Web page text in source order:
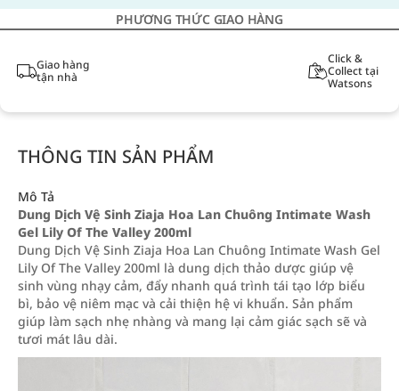
PHƯƠNG THỨC GIAO HÀNG
Giao hàng
tận nhà
Click &
Collect tại
Watsons
THÔNG TIN SẢN PHẨM
Mô Tả
Dung Dịch Vệ Sinh Ziaja Hoa Lan Chuông Intimate Wash
Gel Lily Of The Valley 200ml
Dung Dịch Vệ Sinh Ziaja Hoa Lan Chuông Intimate Wash Gel
Lily Of The Valley 200ml là dung dịch thảo dược giúp vệ
sinh vùng nhạy cảm, đẩy nhanh quá trình tái tạo lớp biểu
bì, bảo vệ niêm mạc và cải thiện hệ vi khuẩn. Sản phẩm
giúp làm sạch nhẹ nhàng và mang lại cảm giác sạch sẽ và
tươi mát lâu dài.